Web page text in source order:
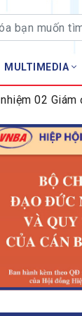
MULTIMEDIA
Tập huấn
định viên